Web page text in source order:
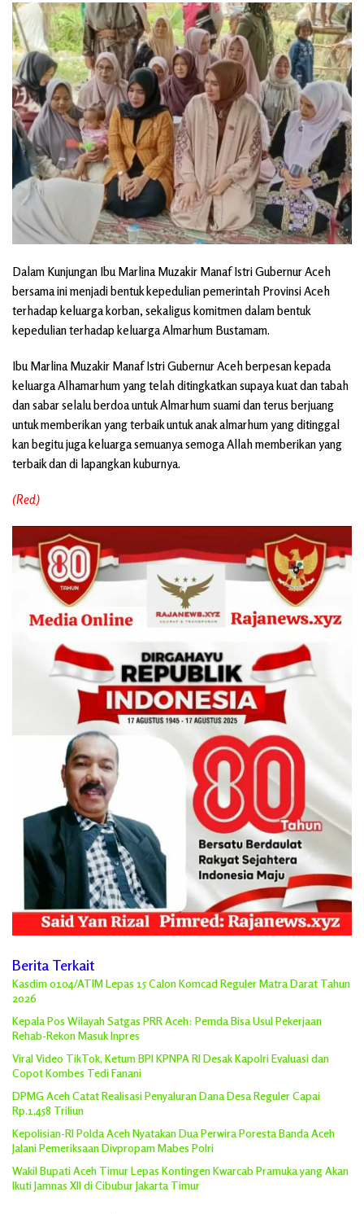
Dalam Kunjungan Ibu Marlina Muzakir Manaf Istri Gubernur Aceh
bersama ini menjadi bentuk kepedulian pemerintah Provinsi Aceh
terhadap keluarga korban, sekaligus komitmen dalam bentuk
kepedulian terhadap keluarga Almarhum Bustamam.
Ibu Marlina Muzakir Manaf Istri Gubernur Aceh berpesan kepada
keluarga Alhamarhum yang telah ditingkatkan supaya kuat dan tabah
dan sabar selalu berdoa untuk Almarhum suami dan terus berjuang
untuk memberikan yang terbaik untuk anak almarhum yang ditinggal
kan begitu juga keluarga semuanya semoga Allah memberikan yang
terbaik dan di lapangkan kuburnya.
(Red)
Berita Terkait
Kasdim 0104/ATIM Lepas 15 Calon Komcad Reguler Matra Darat Tahun
2026
Kepala Pos Wilayah Satgas PRR Aceh: Pemda Bisa Usul Pekerjaan
Rehab-Rekon Masuk Inpres
Viral Video TikTok, Ketum BPI KPNPA RI Desak Kapolri Evaluasi dan
Copot Kombes Tedi Fanani
DPMG Aceh Catat Realisasi Penyaluran Dana Desa Reguler Capai
Rp.1,458 Triliun
Kepolisian-RI Polda Aceh Nyatakan Dua Perwira Poresta Banda Aceh
Jalani Pemeriksaan Divpropam Mabes Polri
Wakil Bupati Aceh Timur Lepas Kontingen Kwarcab Pramuka yang Akan
Ikuti Jamnas XII di Cibubur Jakarta Timur